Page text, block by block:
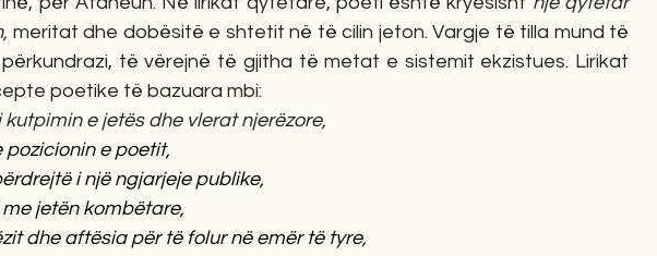
meritat dhe dobësitë e shtetit në të cilin jeton. Vargje të tilla mund të
të vërejnë të gjitha të metat e sistemit ekzistues. Lirikat
poetike të bazuara mbi:
e jetës dhe vlerat njerëzore,
e poetit,
i një ngjarjeje publike,
jetën kombëtare,
dhe aftësia për të folur në emër të tyre,